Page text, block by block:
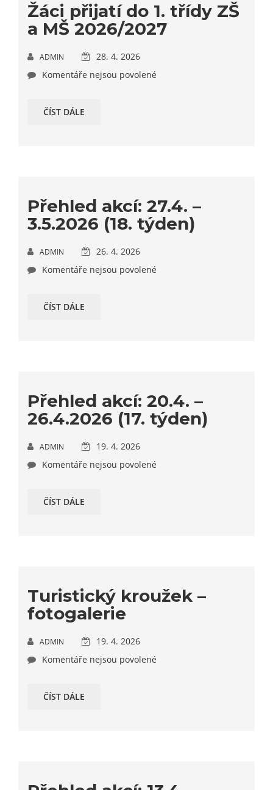
Žáci přijatí do 1. třídy ZŠ
a MŠ 2026/2027
ADMIN
28. 4. 2026
Komentáře nejsou povolené
ČÍST DÁLE
Přehled akcí: 27.4. –
3.5.2026 (18. týden)
ADMIN
26. 4. 2026
Komentáře nejsou povolené
ČÍST DÁLE
Přehled akcí: 20.4. –
26.4.2026 (17. týden)
ADMIN
19. 4. 2026
Komentáře nejsou povolené
ČÍST DÁLE
Turistický kroužek –
fotogalerie
ADMIN
19. 4. 2026
Komentáře nejsou povolené
ČÍST DÁLE